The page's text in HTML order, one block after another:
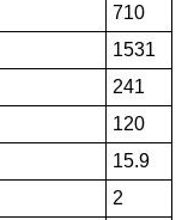
710
1531
241
120
15.9
2